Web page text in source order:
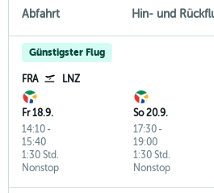
Abfahrt Hin- und
Günstigster Flug
FRA LNZ
Fr 18.9.
14:10-
15:40
Nonstop
1:30 Std.
So 20.9.
17:30-
19:00
Nonstop
1:30 Std.